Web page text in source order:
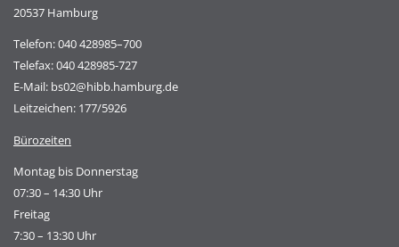
20537 Hamburg
Telefon:040 428985–700
Telefax: 040 428985-727
E-Mail: bs02@hibb.hamburg.de
Leitzeichen: 177/5926
Bürozeiten
Montag bis Donnerstag
07:30 – 14:30 Uhr
Freitag
7:30 – 13:30 Uhr